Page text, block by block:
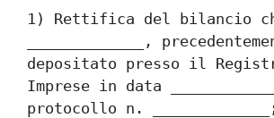
1) Rettifica del bilancio
_____________,
depositato presso il
Imprese in data
protocollo n.